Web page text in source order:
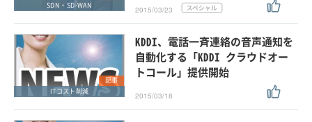
SDN・SD-WAN
2015/03/23
記事
ITコスト削減
KDDI、電話一斉連絡の音声通知を
自動化する「KDDI クラウドオー
トコール」提供開始
2015/03/18